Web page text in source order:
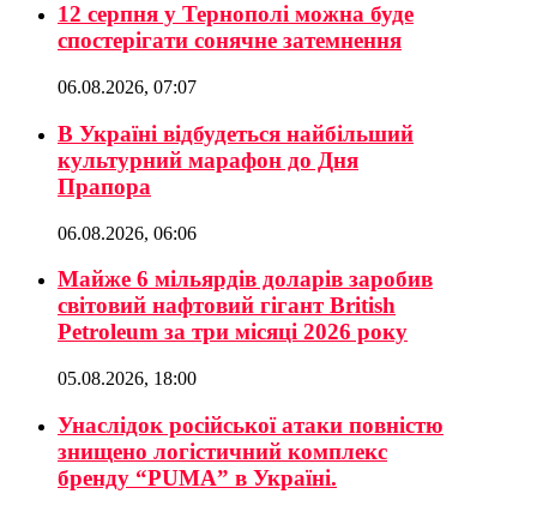
12 серпня у Тернополі можна буде
спостерігати сонячне затемнення
06.08.2026, 07:07
В Україні відбудеться найбільший
культурний марафон до Дня
Прапора
06.08.2026, 06:06
Майже 6 мільярдів доларів заробив
світовий нафтовий гігант British
Petroleum за три місяці 2026 року
05.08.2026, 18:00
Унаслідок російської атаки повністю
знищено логістичний комплекс
бренду “PUMA” в Україні.